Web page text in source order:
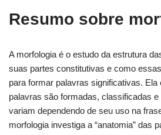
Resumo sobre
A morfologia é o estudo da estrutura
suas partes constitutivas e como
para formar palavras significativas. Ela
palavras são formadas, classificadas
variam dependendo de seu uso na
morfologia investiga a “anatomia” das